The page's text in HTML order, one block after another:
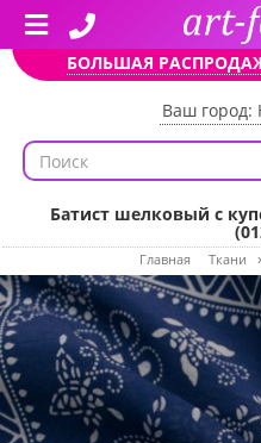
БОЛЬШАЯ
Ваш город:
Батист шелковый с
Главная Ткани